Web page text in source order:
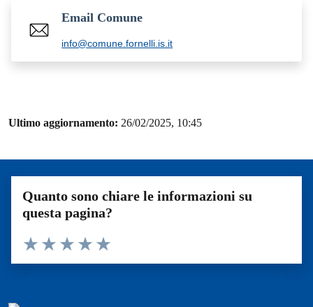
Email Comune
info@comune.fornelli.is.it
Ultimo aggiornamento: 26/02/2025, 10:45
Quanto sono chiare le informazioni su
questa pagina?